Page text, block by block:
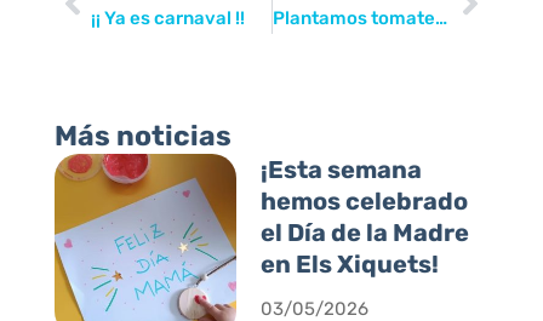
¡¡ Ya es carnaval !!
Plantamos tomates en nuestro huerto
Más noticias
¡Esta semana
hemos celebrado
el Día de la Madre
en Els Xiquets!
03/05/2026